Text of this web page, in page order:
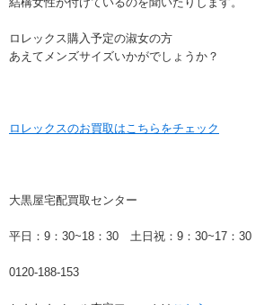
ロレックス購入予定の淑女の方
あえてメンズサイズいかがでしょうか？
ロレックスのお買取はこちらをチェック
大黒屋宅配買取センター
平日：9：30~18：30 土日祝：9：30~17：30
0120-188-153